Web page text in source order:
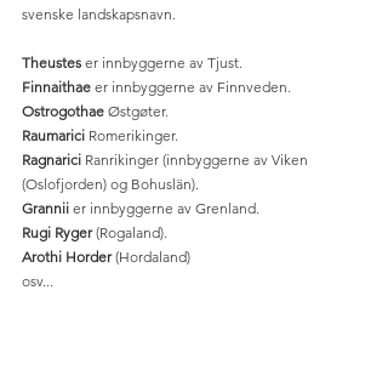
svenske landskapsnavn.
Theustes er innbyggerne av Tjust.
Finnaithae er innbyggerne av Finnveden.
Ostrogothae Østgøter.
Raumarici Romerikinger.
Ragnarici Ranrikinger (innbyggerne av Viken
(Oslofjorden) og Bohuslän).
Grannii er innbyggerne av Grenland.
Rugi Ryger (Rogaland).
Arothi Horder (Hordaland)
osv...